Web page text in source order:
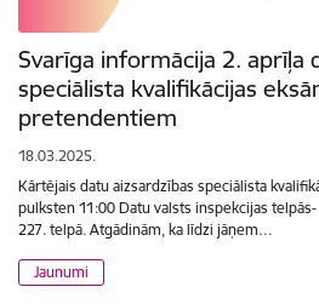
Svarīga informācija 2. aprīļa
speciālista kvalifikācijas
pretendentiem
18.03.2025.
Kārtējais datu aizsardzības speciālista
pulksten 11:00 Datu valsts inspekcijas telpās-
227. telpā. Atgādinām, ka līdzi jāņem…
Jaunumi